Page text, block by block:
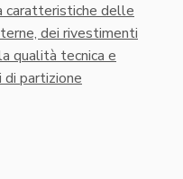
caratteristiche delle
dei rivestimenti
qualità tecnica e
partizione